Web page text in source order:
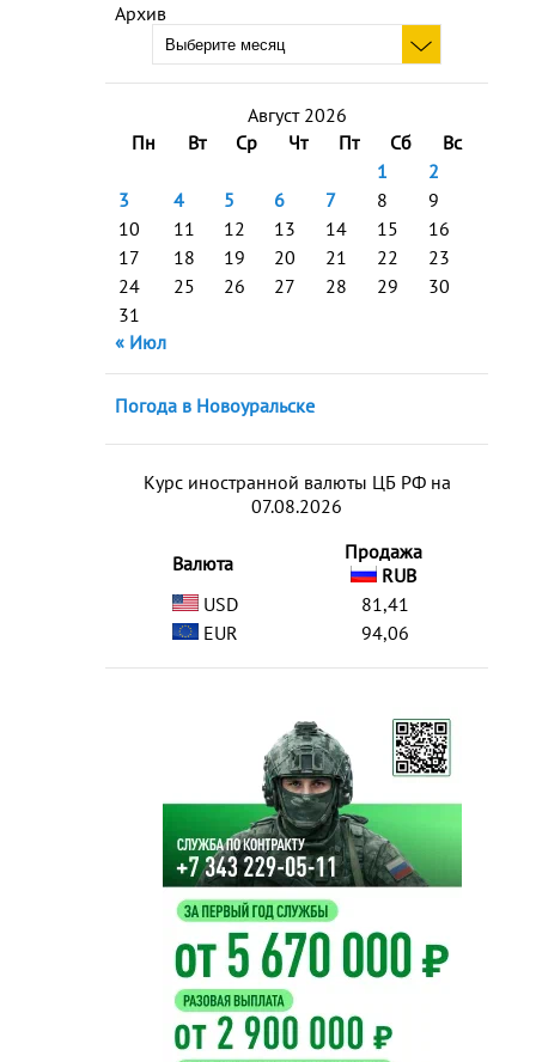
Архив
Август 2026
Пн
Вт Ср Чт Пт Сб
Вс
1
2
3
4 5 6 7 8
9
10
11 12 13 14 15
16
17
18 19 20 21 22
23
24
25 26 27 28 29
30
31
« Июл
Погода в Новоуральске
Курс иностранной валюты ЦБ РФ на
07.08.2026
Валюта
Продажа
RUB
USD
81,41
EUR
94,06